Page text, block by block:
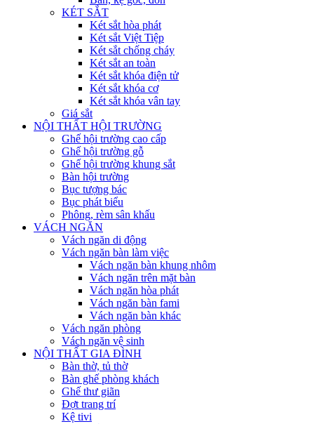
KÉT SẮT
Két sắt hòa phát
Két sắt Việt Tiệp
Két sắt chống cháy
Két sắt an toàn
Két sắt khóa điện tử
Két sắt khóa cơ
Két sắt khóa vân tay
Giá sắt
NỘI THẤT HỘI TRƯỜNG
Ghế hội trường cao cấp
Ghế hội trường gỗ
Ghế hội trường khung sắt
Bàn hội trường
Bục tượng bác
Bục phát biểu
Phông, rèm sân khấu
VÁCH NGĂN
Vách ngăn di động
Vách ngăn bàn làm việc
Vách ngăn bàn khung nhôm
Vách ngăn trên mặt bàn
Vách ngăn hòa phát
Vách ngăn bàn fami
Vách ngăn bàn khác
Vách ngăn phòng
Vách ngăn vệ sinh
NỘI THẤT GIA ĐÌNH
Bàn thờ, tủ thờ
Bàn ghế phòng khách
Ghế thư giãn
Đợt trang trí
Kệ tivi